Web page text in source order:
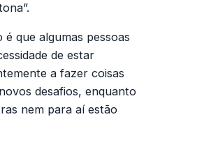
é que algumas pessoas
de estar
a fazer coisas
desafios, enquanto
nem para aí estão